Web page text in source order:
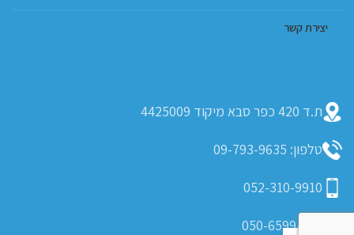
יצירת קשר
ת.ד 420 כפר סבא מיקוד 4425009
טלפון: 09-793-9635
052-310-9910
050-6599-405